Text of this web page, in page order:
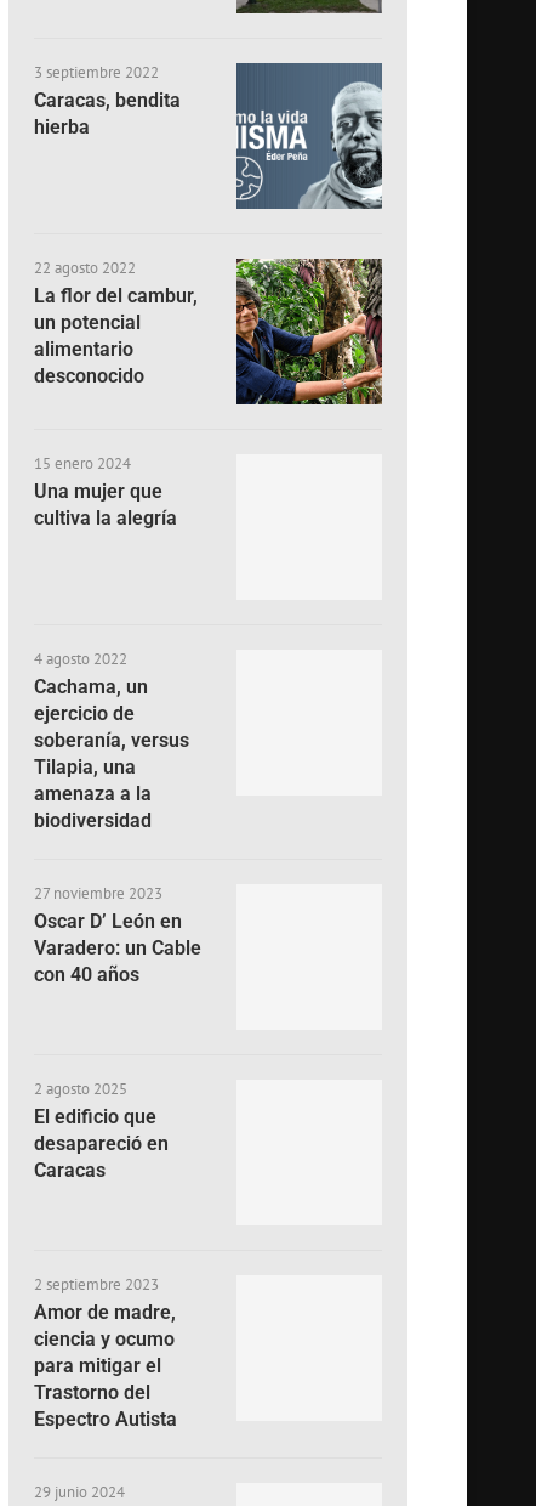
3 septiembre 2022
Caracas, bendita
hierba
22 agosto 2022
La flor del cambur,
un potencial
alimentario
desconocido
15 enero 2024
Una mujer que
cultiva la alegría
4 agosto 2022
Cachama, un
ejercicio de
soberanía, versus
Tilapia, una
amenaza a la
biodiversidad
27 noviembre 2023
Oscar D’ León en
Varadero: un Cable
con 40 años
2 agosto 2025
El edificio que
desapareció en
Caracas
2 septiembre 2023
Amor de madre,
ciencia y ocumo
para mitigar el
Trastorno del
Espectro Autista
29 junio 2024